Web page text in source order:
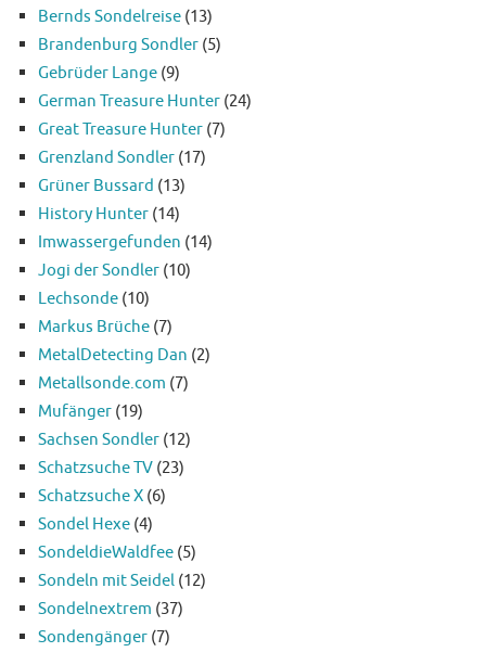
Bernds Sondelreise (13)
Brandenburg Sondler (5)
Gebrüder Lange (9)
German Treasure Hunter (24)
Great Treasure Hunter (7)
Grenzland Sondler (17)
Grüner Bussard (13)
History Hunter (14)
Imwassergefunden (14)
Jogi der Sondler (10)
Lechsonde (10)
Markus Brüche (7)
MetalDetecting Dan (2)
Metallsonde.com (7)
Mufänger (19)
Sachsen Sondler (12)
Schatzsuche TV (23)
Schatzsuche X (6)
Sondel Hexe (4)
SondeldieWaldfee (5)
Sondeln mit Seidel (12)
Sondelnextrem (37)
Sondengänger (7)